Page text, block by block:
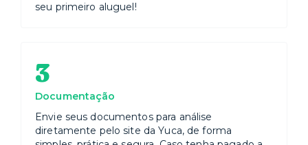
seu primeiro aluguel!
3
Documentação
Envie seus documentos para análise
diretamente pelo site da Yuca, de forma